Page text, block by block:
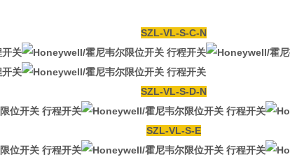
SZL-VL-S-C-N
SZL-VL-S-D-N
SZL-VL-S-E